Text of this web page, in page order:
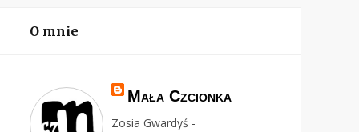
O mnie
Mała Czcionka
Zosia Gwardyś -